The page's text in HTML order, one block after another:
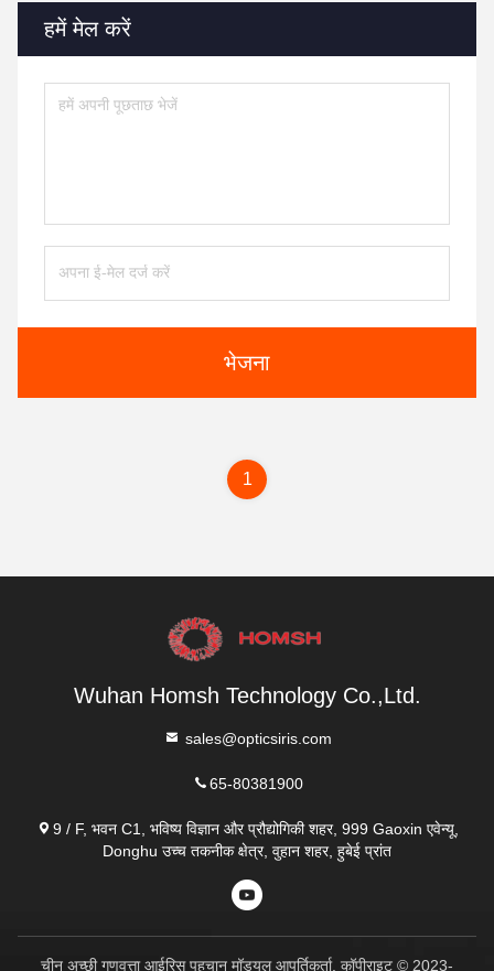
हमें मेल करें
भेजना
1
Wuhan Homsh Technology Co.,Ltd.
sales@opticsiris.com
65-80381900
9 / F, भवन C1, भविष्य विज्ञान और प्रौद्योगिकी शहर, 999 Gaoxin एवेन्यू,
Donghu उच्च तकनीक क्षेत्र, वुहान शहर, हुबेई प्रांत
चीन अच्छी गुणवत्ता आईरिस पहचान मॉड्यूल आपूर्तिकर्ता. कॉपीराइट © 2023-